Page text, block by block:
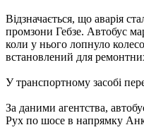
Відзначається, що аварія
промзони Гебзе. Автобус
коли у нього лопнуло
встановлений для
У транспортному засобі
За даними агентства,
Рух по шосе в напрямку